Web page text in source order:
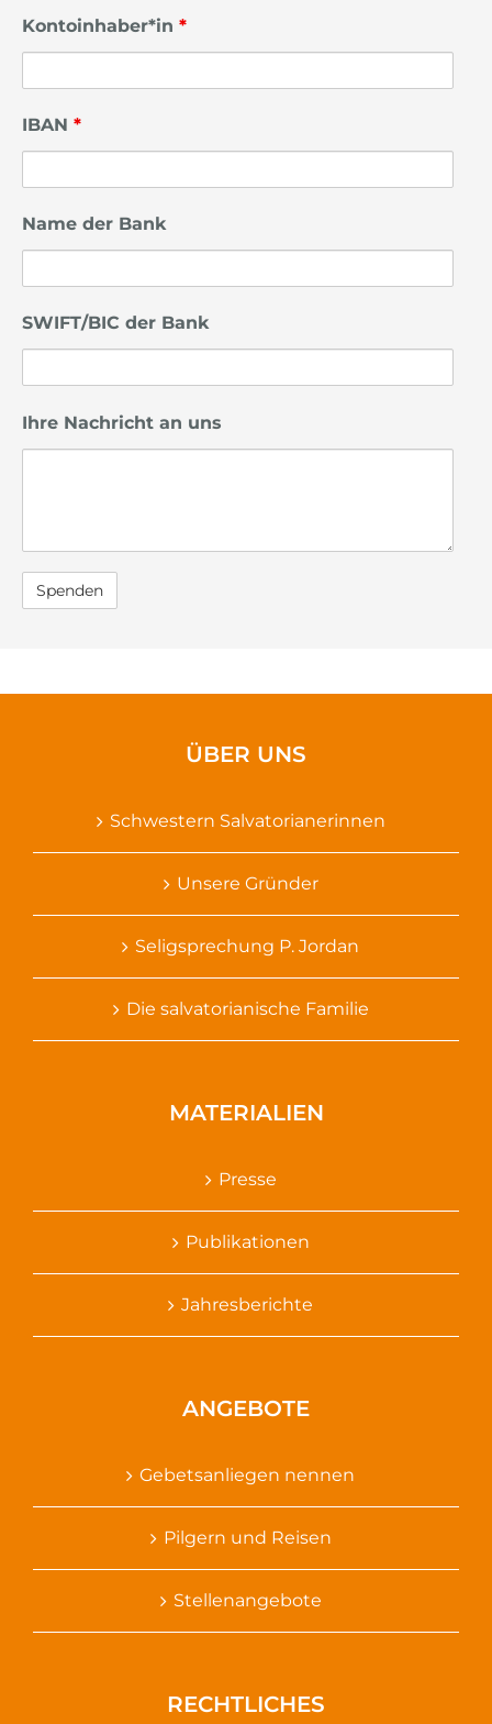
Kontoinhaber*in *
IBAN *
Name der Bank
SWIFT/BIC der Bank
Ihre Nachricht an uns
ÜBER UNS
Schwestern Salvatorianerinnen
Unsere Gründer
Seligsprechung P. Jordan
Die salvatorianische Familie
MATERIALIEN
Presse
Publikationen
Jahresberichte
ANGEBOTE
Gebetsanliegen nennen
Pilgern und Reisen
Stellenangebote
RECHTLICHES